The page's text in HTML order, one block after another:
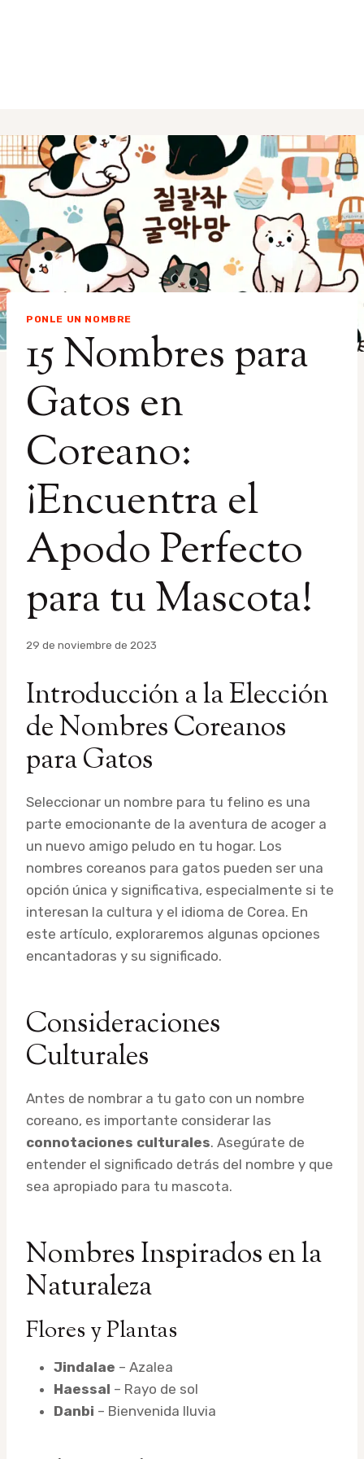
PONLE UN NOMBRE
15 Nombres para
Gatos en
Coreano:
¡Encuentra el
Apodo Perfecto
para tu Mascota!
Por
29 de noviembre de 2023
Introducción a la Elección
de Nombres Coreanos
para Gatos
Seleccionar un nombre para tu felino es una
parte emocionante de la aventura de acoger a
un nuevo amigo peludo en tu hogar. Los
nombres coreanos para gatos pueden ser una
opción única y significativa, especialmente si te
interesan la cultura y el idioma de Corea. En
este artículo, exploraremos algunas opciones
encantadoras y su significado.
Consideraciones
Culturales
Antes de nombrar a tu gato con un nombre
coreano, es importante considerar las
connotaciones culturales. Asegúrate de
entender el significado detrás del nombre y que
sea apropiado para tu mascota.
Nombres Inspirados en la
Naturaleza
Flores y Plantas
Jindalae – Azalea
Haessal – Rayo de sol
Danbi – Bienvenida lluvia